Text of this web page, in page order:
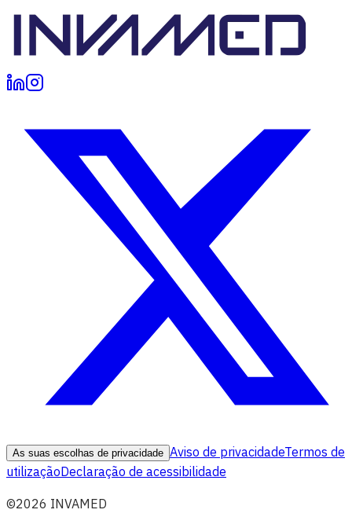
As suas escolhas de privacidade Aviso de privacidadeTermos de
utilizaçãoDeclaração de acessibilidade
©2026 INVAMED